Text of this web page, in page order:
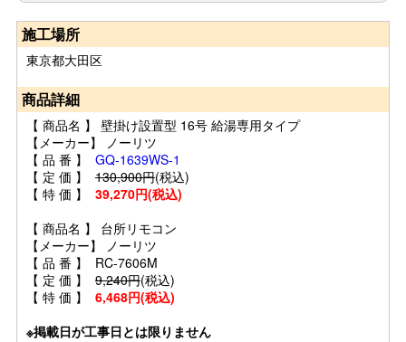
施工場所
東京都大田区
商品詳細
【 商品名 】 壁掛け設置型 16号 給湯専用タイプ
【メーカー】 ノーリツ
【 品 番 】 GQ-1639WS-1
【 定 価 】 130,900円(税込)
【 特 価 】 39,270円(税込)
【 商品名 】 台所リモコン
【メーカー】 ノーリツ
【 品 番 】 RC-7606M
【 定 価 】 9,240円(税込)
【 特 価 】 6,468円(税込)
※掲載日が工事日とは限りません